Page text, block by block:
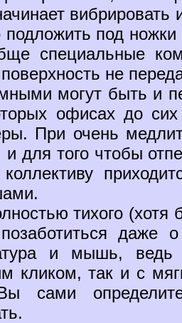
вибрировать
подложить под ножки
специальные
не
могут быть и
офисах до
При очень
для того чтобы
тихого
даже
и мышь,
кликом, так и с
сами